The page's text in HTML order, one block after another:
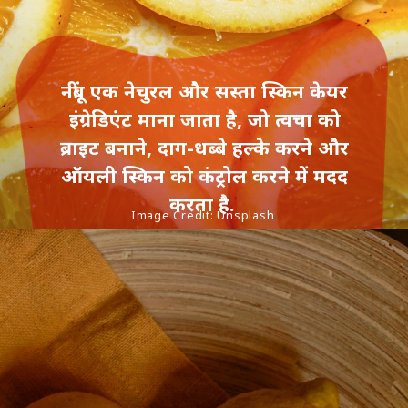
नींबू एक नेचुरल और सस्ता स्किन केयर
इंग्रेडिएंट माना जाता है, जो त्वचा को
ब्राइट बनाने, दाग-धब्बे हल्के करने और
ऑयली स्किन को कंट्रोल करने में मदद
करता है.
Image Credit: Unsplash